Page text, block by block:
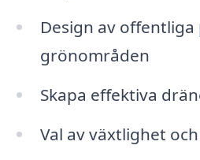
Design av
grönområden
Skapa effektiva
Val av växtlighet